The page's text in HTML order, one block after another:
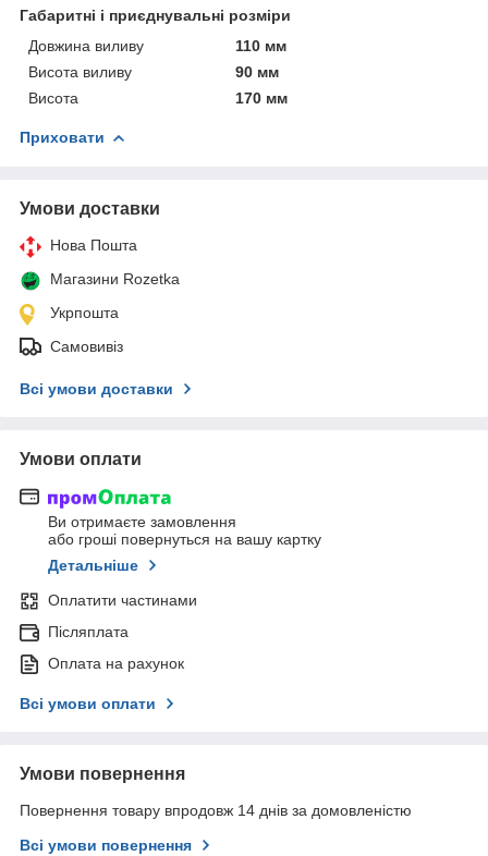
Габаритні і приєднувальні розміри
Довжина виливу
110 мм
Висота виливу
90 мм
Висота
170 мм
Приховати
Умови доставки
Нова Пошта
Магазини Rozetka
Укрпошта
Самовивіз
Всі умови доставки
Умови оплати
Ви отримаєте замовлення
або гроші повернуться на вашу картку
Детальніше
Оплатити частинами
Післяплата
Оплата на рахунок
Всі умови оплати
Умови повернення
Повернення товару впродовж 14 днів за домовленістю
Всі умови повернення